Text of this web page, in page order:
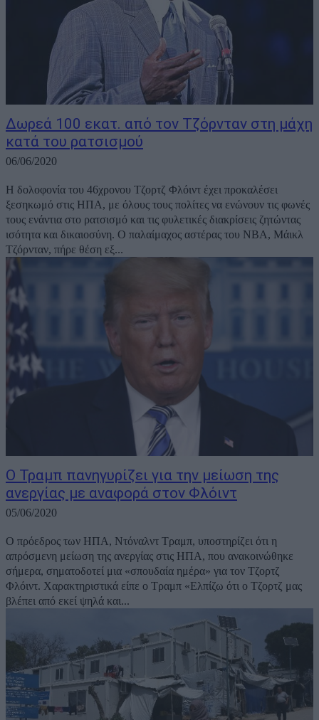
Δωρεά 100 εκατ. από τον Τζόρνταν στη μάχη
κατά του ρατσισμού
06/06/2020
Η δολοφονία του 46χρονου Τζορτζ Φλόιντ έχει προκαλέσει
ξεσηκωμό στις ΗΠΑ, με όλους τους πολίτες να ενώνουν τις φωνές
τους ενάντια στο ρατσισμό και τις φυλετικές διακρίσεις ζητώντας
ισότητα και δικαιοσύνη. Ο παλαίμαχος αστέρας του NBA, Μάικλ
Τζόρνταν, πήρε θέση εξ...
Ο Τραμπ πανηγυρίζει για την μείωση της
ανεργίας με αναφορά στον Φλόιντ
05/06/2020
Ο πρόεδρος των ΗΠΑ, Ντόναλντ Τραμπ, υποστηρίζει ότι η
απρόσμενη μείωση της ανεργίας στις ΗΠΑ, που ανακοινώθηκε
σήμερα, σηματοδοτεί μια «σπουδαία ημέρα» για τον Τζορτζ
Φλόιντ. Χαρακτηριστικά είπε ο Τραμπ «Ελπίζω ότι ο Τζορτζ μας
βλέπει από εκεί ψηλά και...